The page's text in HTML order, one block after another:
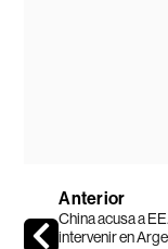
Anterior
China acusa a
intervenir en